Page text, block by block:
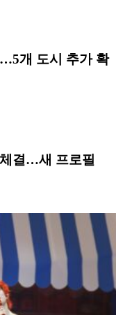
개 도시 추가 확
결…새 프로필